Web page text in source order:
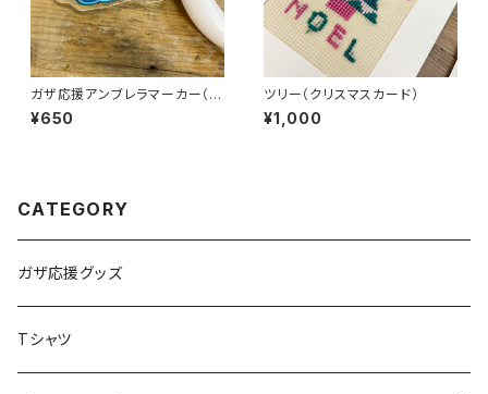
ガザ応援アンブレラマーカー（ガ
ザ）
¥650
ツリー（クリスマスカード）
¥1,000
CATEGORY
ガザ応援グッズ
Tシャツ